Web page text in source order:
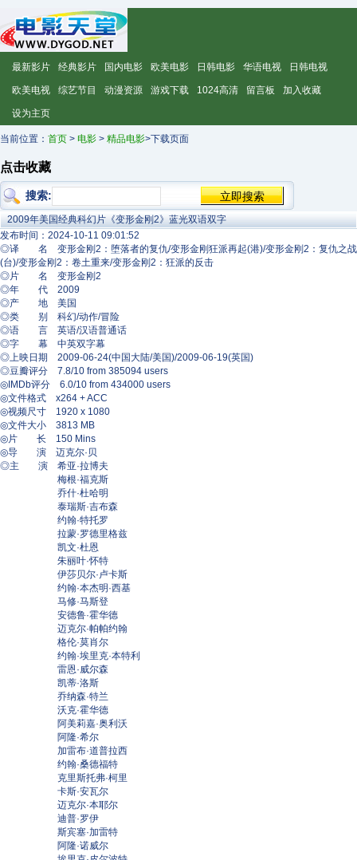
最新影片 经典影片 国内电影 欧美电影 日韩电影 华语电视 日韩电视
欧美电视 综艺节目 动漫资源 游戏下载 1024高清 留言板 加入收藏
设为主页
当前位置： 首页 > 电影 > 精品电影>下载页面
点击收藏
搜索:
2009年美国经典科幻片《变形金刚2》蓝光双语双字
发布时间：2024-10-11 09:01:52
◎译 名 变形金刚2：堕落者的复仇/变形金刚狂派再起(港)/变形金刚2：复仇之战
(台)/变形金刚2：卷土重来/变形金刚2：狂派的反击
◎片 名 变形金刚2
◎年 代 2009
◎产 地 美国
◎类 别 科幻/动作/冒险
◎语 言 英语/汉语普通话
◎字 幕 中英双字幕
◎上映日期 2009-06-24(中国大陆/美国)/2009-06-19(英国)
◎豆瓣评分 7.8/10 from 385094 users
◎IMDb评分 6.0/10 from 434000 users
◎文件格式 x264 + ACC
◎视频尺寸 1920 x 1080
◎文件大小 3813 MB
◎片 长 150 Mins
◎导 演 迈克尔·贝
◎主 演 希亚·拉博夫
梅根·福克斯
乔什·杜哈明
泰瑞斯·吉布森
约翰·特托罗
拉蒙·罗德里格兹
凯文·杜恩
朱丽叶·怀特
伊莎贝尔·卢卡斯
约翰·本杰明·西基
马修·马斯登
安德鲁·霍华德
迈克尔·帕帕约翰
格伦·莫肖尔
约翰·埃里克·本特利
雷恩·威尔森
凯蒂·洛斯
乔纳森·特兰
沃克·霍华德
阿美莉嘉·奥利沃
阿隆·希尔
加雷布·道普拉西
约翰·桑德福特
克里斯托弗·柯里
卡斯·安瓦尔
迈克尔·本耶尔
迪普·罗伊
斯宾塞·加雷特
阿隆·诺威尔